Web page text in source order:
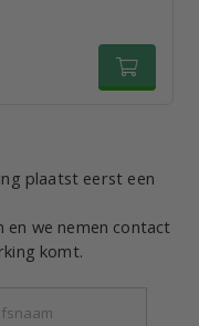
plaatst eerst een
en we nemen contact
komt.